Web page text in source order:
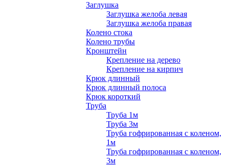
Заглушка
Заглушка желоба левая
Заглушка желоба правая
Колено стока
Колено трубы
Кронштейн
Крепление на дерево
Крепление на кирпич
Крюк длинный
Крюк длинный полоса
Крюк короткий
Труба
Труба 1м
Труба 3м
Труба гофрированная с коленом,
1м
Труба гофрированная с коленом,
3м